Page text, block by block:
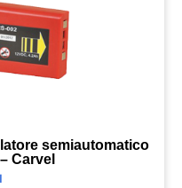
semiautomatico
Carvel